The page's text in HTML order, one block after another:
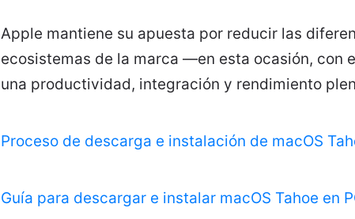
Apple mantiene su apuesta por reducir las
ecosistemas de la marca —en esta ocasión, con
una productividad, integración y rendimiento
Proceso de descarga e instalación de macOS
Guía para descargar e instalar macOS Tahoe en